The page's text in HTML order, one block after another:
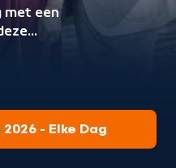
met een
het
op.
- Elke Dag